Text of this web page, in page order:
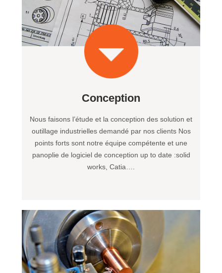
Conception
Nous faisons l’étude et la conception des solution et
outillage industrielles demandé par nos clients Nos
points forts sont notre équipe compétente et une
panoplie de logiciel de conception up to date :solid
works, Catia….